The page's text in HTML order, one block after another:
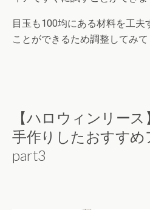
目玉も100均にある材料を工夫
ことができるため調整してみて
【ハロウィンリー
手作りしたおすすめ
part3